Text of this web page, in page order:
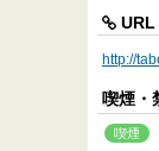
URL
http://
喫煙・
喫煙